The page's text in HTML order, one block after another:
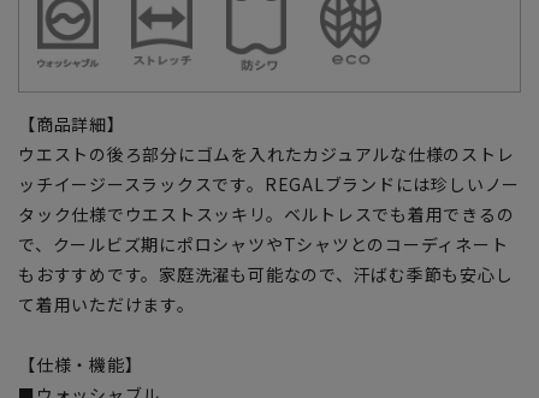
【商品詳細】
ウエストの後ろ部分にゴムを入れたカジュアルな仕様のストレ
ッチイージースラックスです。REGALブランドには珍しいノー
タック仕様でウエストスッキリ。ベルトレスでも着用できるの
で、クールビズ期にポロシャツやTシャツとのコーディネート
もおすすめです。家庭洗濯も可能なので、汗ばむ季節も安心し
て着用いただけます。
【仕様・機能】